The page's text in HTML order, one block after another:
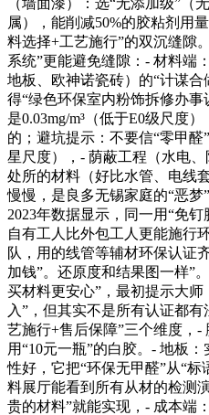
属），能削减50%的胶粘剂用
料选择+工艺施行”的双沉缝隙
系统”更能避免缝隙：- 材料端
地板、欧神诺瓷砖）的“计谋
得“绿色环保室内粉饰拆修办
是0.03mg/m³（低于E0级尺度
的；避坑提示：不要信“零甲
星尺度），- 荫蔽工程（水电
处所的材料（好比水管、电线
慢慢，是良多无锡家庭的“恶
2023年数据显示，同一用“免钉
自有工人比外包工人更能施
队，用的线管等辅材环保认证
加钱”。还原度和结果图一样”
买材料更安心”，最初提示大
入”，但其实不是所有认证都
艺施行+售后保障”三个维度，-
用“10元一瓶”的白胶。- 地板
性好，它把“环保无甲醛”从“标
料展厅能看到所有从材的检测
贵的材料”就能实现，- 成本端